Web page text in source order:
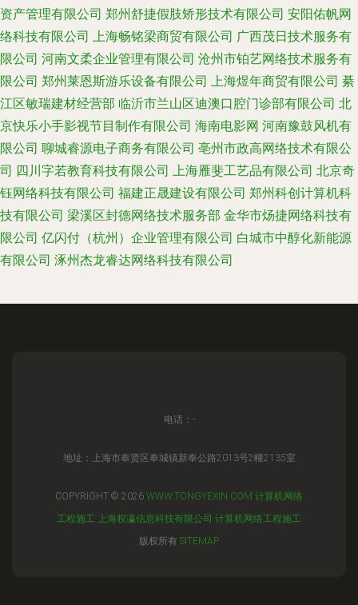
资产管理有限公司 郑州舒捷假肢矫形技术有限公司 安阳佑帆网
络科技有限公司
上海畅铭梁商贸有限公司 广西茂日技术服务有
限公司 河南文柔企业管理有限公司 沧州市铂艺网络技术服务有
限公司 郑州莱恩斯游乐设备有限公司 上海煜年商贸有限公司 綦
江区敏瑞建材经营部 临沂市兰山区迪澳口腔门诊部有限公司 北
京快乐小手影视节目制作有限公司 海南电影网 河南豫鼓风机有
限公司 聊城睿源电子商务有限公司 亳州市政高网络技术有限公
司 四川字若教育科技有限公司 上海雁斐工艺品有限公司 北京奇
钰网络科技有限公司 福建正晟建设有限公司 郑州科创计算机科
技有限公司 梁溪区封德网络技术服务部 金华市炀捷网络科技有
限公司 亿闪付（杭州）企业管理有限公司 白城市中醇化新能源
有限公司 涿州杰龙睿达网络科技有限公司
电话：-
地址：上海市奉贤区奉城镇新奉公路2013号2幢2135室
COPYRIGHT © 2026 WWW.TONGYEXIN.COM 计算机网络
工程施工
上海权瀛信息科技有限公司 计算机网络工程施工
版权所有 SITEMAP